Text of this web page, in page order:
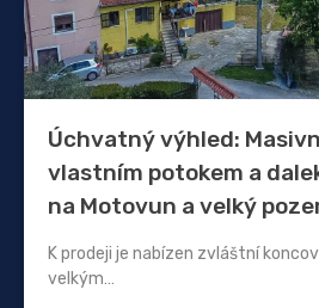
Úchvatný výhled:
vlastním potokem a
na Motovun a velký
K prodeji je nabízen zvláštní
velkým…